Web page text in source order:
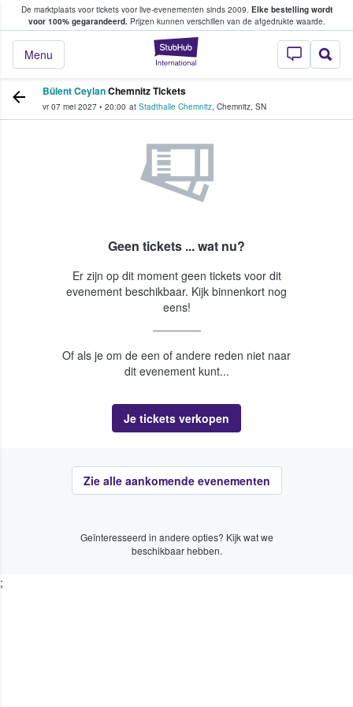
De marktplaats voor tickets voor live-evenementen sinds 2009. Elke bestelling wordt
voor 100% gegarandeerd.Prijzen kunnen verschillen van de afgedrukte waarde.
StubHub: waar
Menu
tickets kopen en verkopen
Bülent CeylanChemnitz Tickets
vr 07 mei 2027 • 20:00 at Stadthalle Chemnitz, Chemnitz, SN
Geen tickets ... wat nu?
Er zijn op dit moment geen tickets voor dit
evenement beschikbaar. Kijk binnenkort nog
eens!
Of als je om de een of andere reden niet naar
dit evenement kunt...
Je tickets verkopen
Zie alle aankomende evenementen
Geïnteresseerd in andere opties? Kijk wat we
beschikbaar hebben.
;